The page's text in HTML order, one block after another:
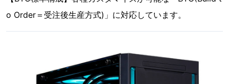
o Order＝受注後生産方式)」に対応しています。